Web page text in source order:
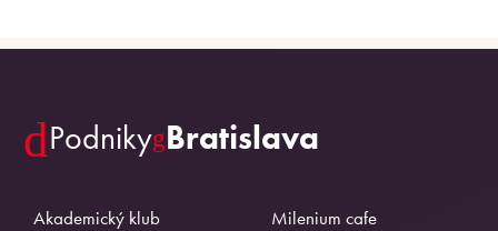
Podniky Bratislava
Akademický klub
Milenium cafe